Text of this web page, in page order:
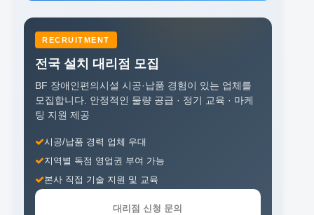
RECRUITMENT
전국 설치 대리점 모집
BF 장애인편의시설 시공·납품 경험이 있는 업체를
모집합니다. 안정적인 물량 공급 · 정기 교육 · 마케
팅 지원 제공
시공/납품 경력 업체 우대
지역별 독점 영업권 부여 가능
본사 직접 기술 지원 및 교육
대리점 신청 문의